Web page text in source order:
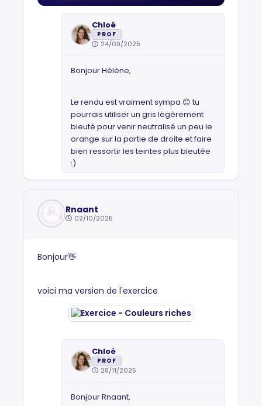
Chloé
PROF
24/09/2025
Bonjour Hélène,
Le rendu est vraiment sympa 😊 tu
pourrais utiliser un gris légèrement
bleuté pour venir neutralisé un peu le
orange sur la partie de droite et faire
bien ressortir les teintes plus bleutée
:)
Rnaant
02/10/2025
Bonjour👋
voici ma version de l'exercice
Chloé
PROF
28/11/2025
Bonjour Rnaant,